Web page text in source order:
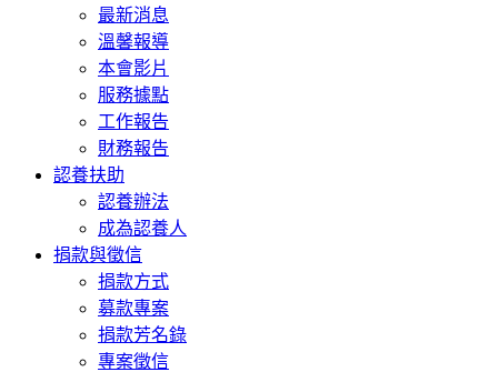
最新消息
溫馨報導
本會影片
服務據點
工作報告
財務報告
認養扶助
認養辦法
成為認養人
捐款與徵信
捐款方式
募款專案
捐款芳名錄
專案徵信